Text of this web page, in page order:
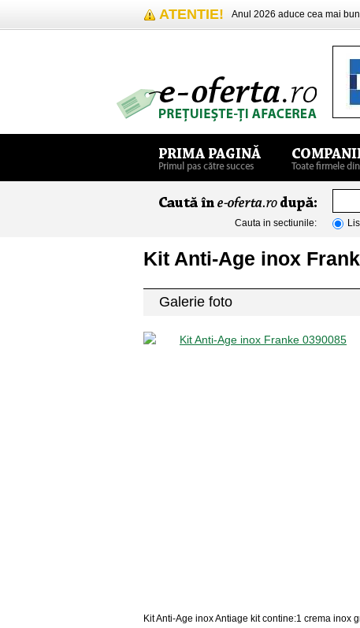
ATENTIE! Anul 2026 aduce cea mai
Cauta in sectiunile:
Kit Anti-Age inox
Galerie foto
Kit Anti-Age inox Antiage kit contine:1 crema inox